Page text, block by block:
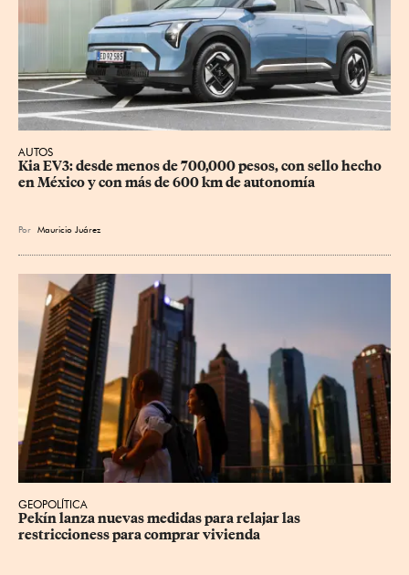
AUTOS
Kia EV3: desde menos de 700,000 pesos, con sello hecho
en México y con más de 600 km de autonomía
Por Mauricio Juárez
GEOPOLÍTICA
Pekín lanza nuevas medidas para relajar ⁠las
restriccioness para comprar vivienda